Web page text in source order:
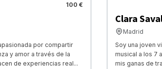
100 €
por compartir
y amor a través de la
de experiencias real...
Clara
Madrid
Soy una joven
musical a los 7
mis ganas de